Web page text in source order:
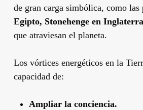
de gran carga simbólica, como las
Egipto, Stonehenge en Inglaterra
que atraviesan el planeta.
Los vórtices energéticos en la
capacidad de:
Ampliar la conciencia.